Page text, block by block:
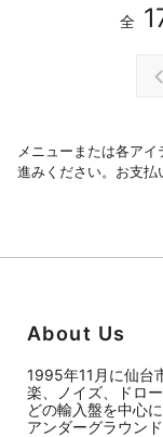
全
メニューまたは各ア
進みください。お支
About Us
1995年11月に仙台
楽、ノイズ、ドロ
どの輸入盤を中心
アンダーグラウン